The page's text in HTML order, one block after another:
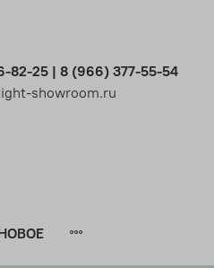
82-25 | 8 (966) 377-55-54
showroom.ru